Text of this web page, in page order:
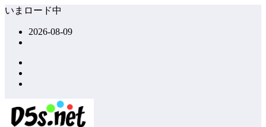
コ
ッ
プ
いまロード中
2026-08-09